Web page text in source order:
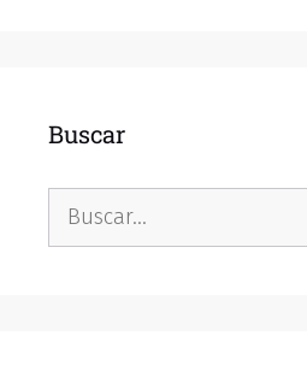
Buscar